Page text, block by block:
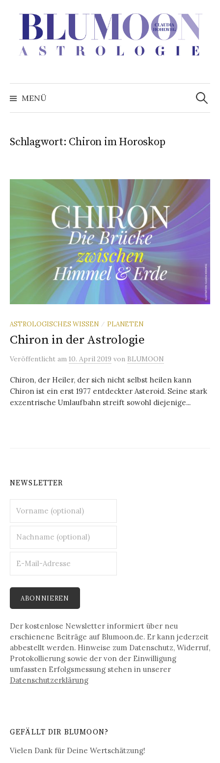
überspringen
MENÜ
Suchen
nach:
Schlagwort: Chiron im Horoskop
ASTROLOGISCHES WISSEN / PLANETEN
Chiron in der Astrologie
Veröffentlicht am 10. April 2019 von BLUMOON
Chiron, der Heiler, der sich nicht selbst heilen kann
Chiron ist ein erst 1977 entdeckter Asteroid. Seine stark
exzentrische Umlaufbahn streift sowohl diejenige...
NEWSLETTER
Der kostenlose Newsletter informiert über neu
erschienene Beiträge auf Blumoon.de. Er kann jederzeit
abbestellt werden. Hinweise zum Datenschutz, Widerruf,
Protokollierung sowie der von der Einwilligung
umfassten Erfolgsmessung stehen in unserer
Datenschutz­erklärung
GEFÄLLT DIR BLUMOON?
Vielen Dank für Deine Wertschätzung!